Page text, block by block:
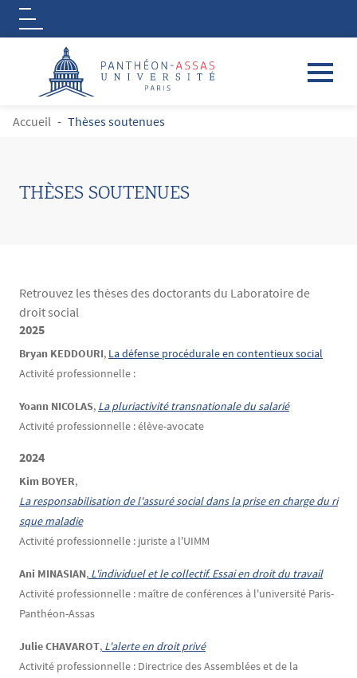
Aller au contenu principal
Logo
FIL D'ARIANE
Accueil Thèses soutenues
THÈSES SOUTENUES
Retrouvez les thèses des doctorants du Laboratoire de
droit social
Contenu
Texte
2025
Bryan KEDDOURI, La défense procédurale en contentieux social
Activité professionnelle :
Yoann NICOLAS, La pluriactivité transnationale du salarié
Activité professionnelle : élève-avocate
2024
Kim BOYER,
La responsabilisation de l'assuré social dans la prise en charge du ri
sque maladie
Activité professionnelle : juriste a l'UIMM
Ani MINASIAN, L'individuel et le collectif. Essai en droit du travail
Activité professionnelle : maître de conférences à l'université Paris-
Panthéon-Assas
Julie CHAVAROT, L'alerte en droit privé
Activité professionnelle : Directrice des Assemblées et de la